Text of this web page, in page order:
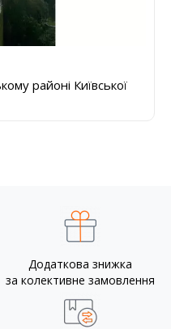
районі Київської
Додаткова знижка
за колективне замовлення